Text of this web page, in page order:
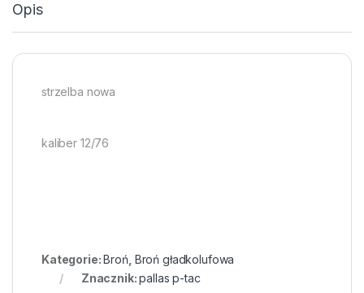
Opis
strzelba nowa
kaliber 12/76
Kategorie:Broń, Broń gładkolufowa
Znacznik:pallas p-tac